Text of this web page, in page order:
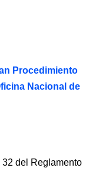
Procedimiento
Nacional de
del Reglamento